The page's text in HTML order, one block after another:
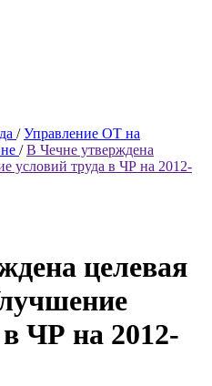
/ Управление ОТ на
/ В Чечне утверждена
условий труда в ЧР на 2012-
целевая
ЧР на 2012-